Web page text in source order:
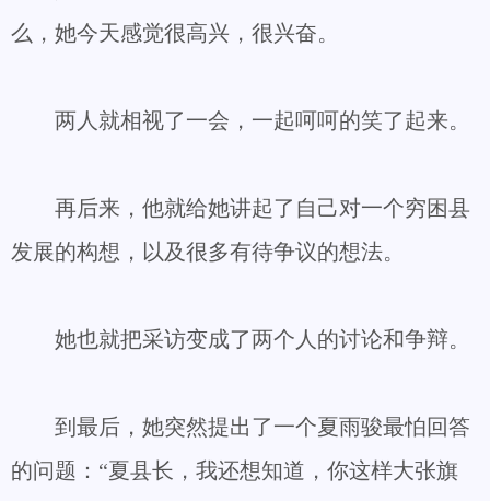
么，她今天感觉很高兴，很兴奋。
两人就相视了一会，一起呵呵的笑了起来。
再后来，他就给她讲起了自己对一个穷困县
发展的构想，以及很多有待争议的想法。
她也就把采访变成了两个人的讨论和争辩。
到最后，她突然提出了一个夏雨骏最怕回答
的问题：“夏县长，我还想知道，你这样大张旗